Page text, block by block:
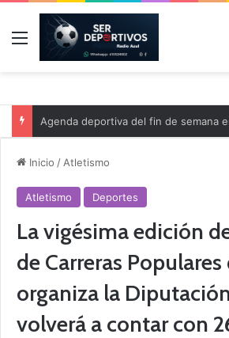
Menú
Agenda deportiva del fin de semana
Inicio / Atletismo
Atletismo Deportes
La vigésima edición
de Carreras Populares
organiza la
volverá a contar con